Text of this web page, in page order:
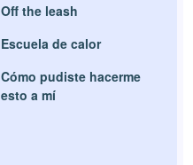
Off the leash
Escuela de calor
Cómo pudiste hacerme
esto a mí